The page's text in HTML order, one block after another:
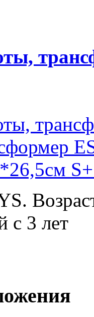
с 3 лет